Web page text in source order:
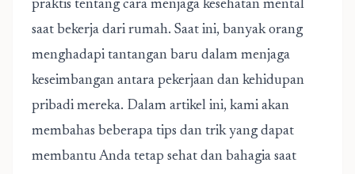
praktis tentang cara menjaga kesehatan mental
saat bekerja dari rumah. Saat ini, banyak orang
menghadapi tantangan baru dalam menjaga
keseimbangan antara pekerjaan dan kehidupan
pribadi mereka. Dalam artikel ini, kami akan
membahas beberapa tips dan trik yang dapat
membantu Anda tetap sehat dan bahagia saat